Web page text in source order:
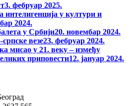
3. фебруар 2025.
интелигенција у култури и
2024.
у Србији20. новембар 2024.
везе23. фебруар 2024.
мисао у 21. веку – између
приповести12. јануар 2024.